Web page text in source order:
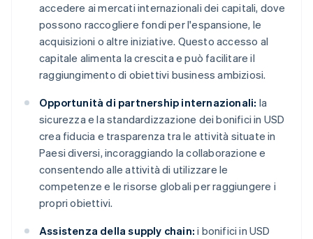
accedere ai mercati internazionali dei capitali, dove
possono raccogliere fondi per l'espansione, le
acquisizioni o altre iniziative. Questo accesso al
capitale alimenta la crescita e può facilitare il
raggiungimento di obiettivi business ambiziosi.
Opportunità di partnership internazionali: la
sicurezza e la standardizzazione dei bonifici in USD
crea fiducia e trasparenza tra le attività situate in
Paesi diversi, incoraggiando la collaborazione e
consentendo alle attività di utilizzare le
competenze e le risorse globali per raggiungere i
propri obiettivi.
Assistenza della supply chain: i bonifici in USD